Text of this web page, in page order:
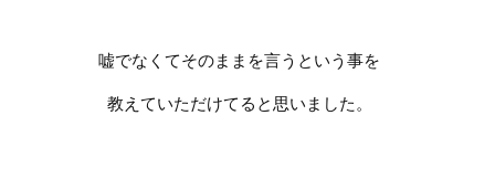
嘘でなくてそのままを言うという事を
教えていただけてると思いました。